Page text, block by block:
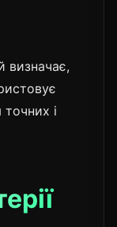
визначає,
і